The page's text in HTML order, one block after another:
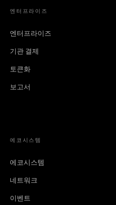
엔터프라이즈
엔터프라이즈
기관 결제
토큰화
보고서
에코시스템
에코시스템
네트워크
이벤트